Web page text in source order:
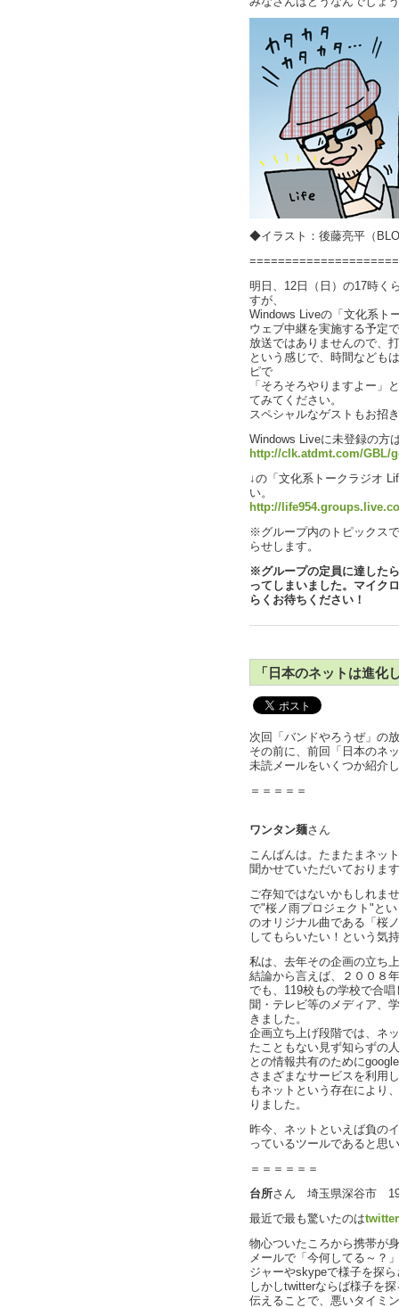
◆イラスト：後藤亮平（
明日、12日（日）の17時く
すが、
Windows Liveの「文化系ト
ウェブ中継を実施する予定
放送ではありませんので、
という感じで、時間なども
ピで
「そろそろやりますよー」
てみてください。
スペシャルなゲストもお招
Windows Liveに未登録の方
http://clk.atdmt.com/GBL/
↓の「文化系トークラジオ
い。
http://
※グループ内のトピックス
らせします。
※グループの定員に達した
ってしまいました。マイク
らくお待ちください！
「日本のネットは進化
次回「バンドやろうぜ」の
その前に、前回「日本のネ
未読メールをいくつか紹介
＝＝＝＝＝
ワンタン麺さん
こんばんは。たまたまネッ
聞かせていただいておりま
ご存知ではないかもしれま
で"桜ノ雨プロジェクト"と
のオリジナル曲である「桜
してもらいたい！という気
私は、去年その企画の立ち
結論から言えば、２００８
でも、119校もの学校で合
聞・テレビ等のメディア、
きました。
企画立ち上げ段階では、ネ
たこともない見ず知らずの
との情報共有のために
さまざまなサービスを利用
もネットという存在により
りました。
昨今、ネットといえば負の
っているツールであると思
＝＝＝＝＝＝
台所さん 埼玉県深谷市
最近で最も驚いたのはtwitter
物心ついたころから携帯が
メールで「今何してる～？
ジャーやskypeで様子を探
しかしtwitterならば様子を
伝えることで、悪いタイミ